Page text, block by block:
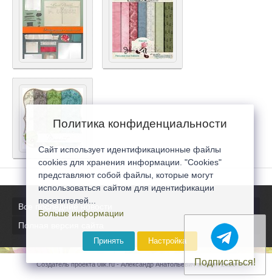
Все последние новости
Полная версия сайта
Создатель проекта 0lik.ru - Александр Анатольевич © 2007-2026
Подписаться!
Политика конфиденциальности
Сайт использует идентификационные файлы
cookies для хранения информации. "Cookies"
представляют собой файлы, которые могут
использоваться сайтом для идентификации
посетителей...
Больше информации
Принять Настройка